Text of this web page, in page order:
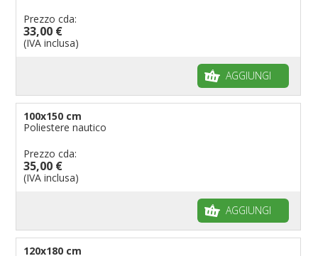
Prezzo cda:
33,00 €
(IVA inclusa)
AGGIUNGI
100x150 cm
Poliestere nautico
Prezzo cda:
35,00 €
(IVA inclusa)
AGGIUNGI
120x180 cm